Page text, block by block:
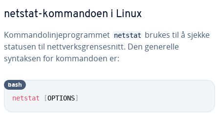
netstat-kommandoen i Linux
Kommandolinjeprogrammet netstat brukes til å sjekke
statusen til nettverksgrensesnitt. Den generelle
syntaksen for kommandoen er:
netstat [OPTIONS]
bash